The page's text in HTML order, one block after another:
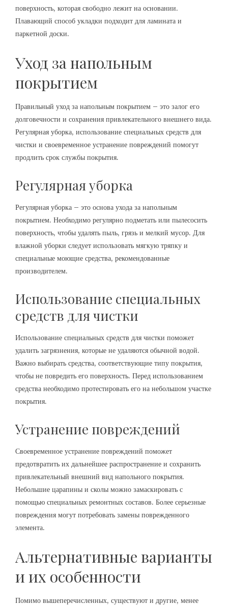
поверхность, которая свободно лежит на основании.
Плавающий способ укладки подходит для ламината и
паркетной доски.
Уход за напольным
покрытием
Правильный уход за напольным покрытием – это залог его
долговечности и сохранения привлекательного внешнего вида.
Регулярная уборка, использование специальных средств для
чистки и своевременное устранение повреждений помогут
продлить срок службы покрытия.
Регулярная уборка
Регулярная уборка – это основа ухода за напольным
покрытием. Необходимо регулярно подметать или пылесосить
поверхность, чтобы удалять пыль, грязь и мелкий мусор. Для
влажной уборки следует использовать мягкую тряпку и
специальные моющие средства, рекомендованные
производителем.
Использование специальных
средств для чистки
Использование специальных средств для чистки поможет
удалить загрязнения, которые не удаляются обычной водой.
Важно выбирать средства, соответствующие типу покрытия,
чтобы не повредить его поверхность. Перед использованием
средства необходимо протестировать его на небольшом участке
покрытия.
Устранение повреждений
Своевременное устранение повреждений поможет
предотвратить их дальнейшее распространение и сохранить
привлекательный внешний вид напольного покрытия.
Небольшие царапины и сколы можно замаскировать с
помощью специальных ремонтных составов. Более серьезные
повреждения могут потребовать замены поврежденного
элемента.
Альтернативные варианты
и их особенности
Помимо вышеперечисленных, существуют и другие, менее